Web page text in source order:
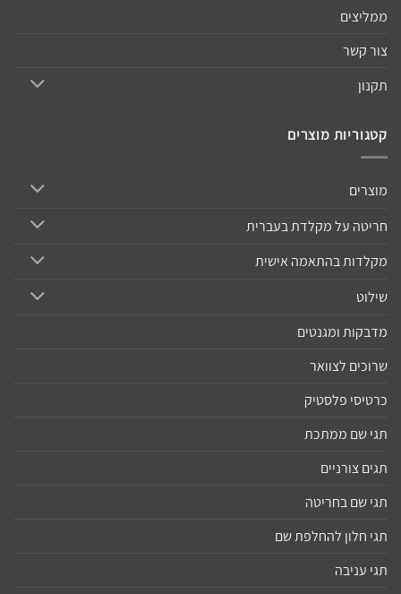
ממליצים
צור קשר
תקנון
קטגוריות מוצרים
מוצרים
חריטה על מקלדת בעברית
מקלדות בהתאמה אישית
שילוט
מדבקות ומגנטים
שרוכים לצוואר
כרטיסי פלסטיק
תגי שם ממתכת
תגים צורניים
תגי שם בחריטה
תגי חלון להחלפת שם
תגי עניבה